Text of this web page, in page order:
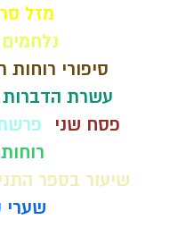
מזל
סיפורי רוחות
עשרת הדברות
פסח שני
שיעור בספר
שערי